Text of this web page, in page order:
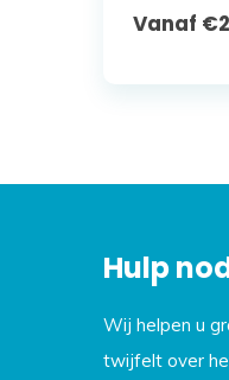
Vanaf €
Hulp
Wij helpen u
twijfelt over